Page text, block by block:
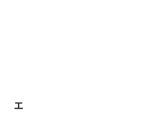
エ